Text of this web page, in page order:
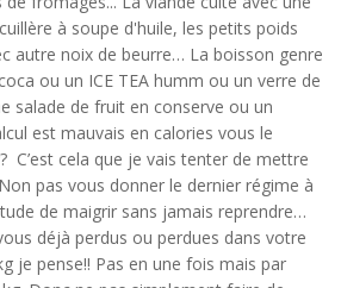
à soupe d'huile, les petits poids
autre noix de beurre… La boisson genre
ou un ICE TEA humm ou un verre de
salade de fruit en conserve ou un
est mauvais en calories vous le
C’est cela que je vais tenter de mettre
pas vous donner le dernier régime à
de maigrir sans jamais reprendre…
déjà perdus ou perdues dans votre
je pense!! Pas en une fois mais par